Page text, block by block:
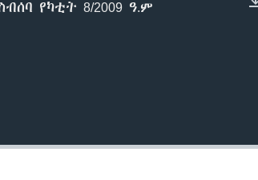
የካቲት 8/2009 ዓ.ም